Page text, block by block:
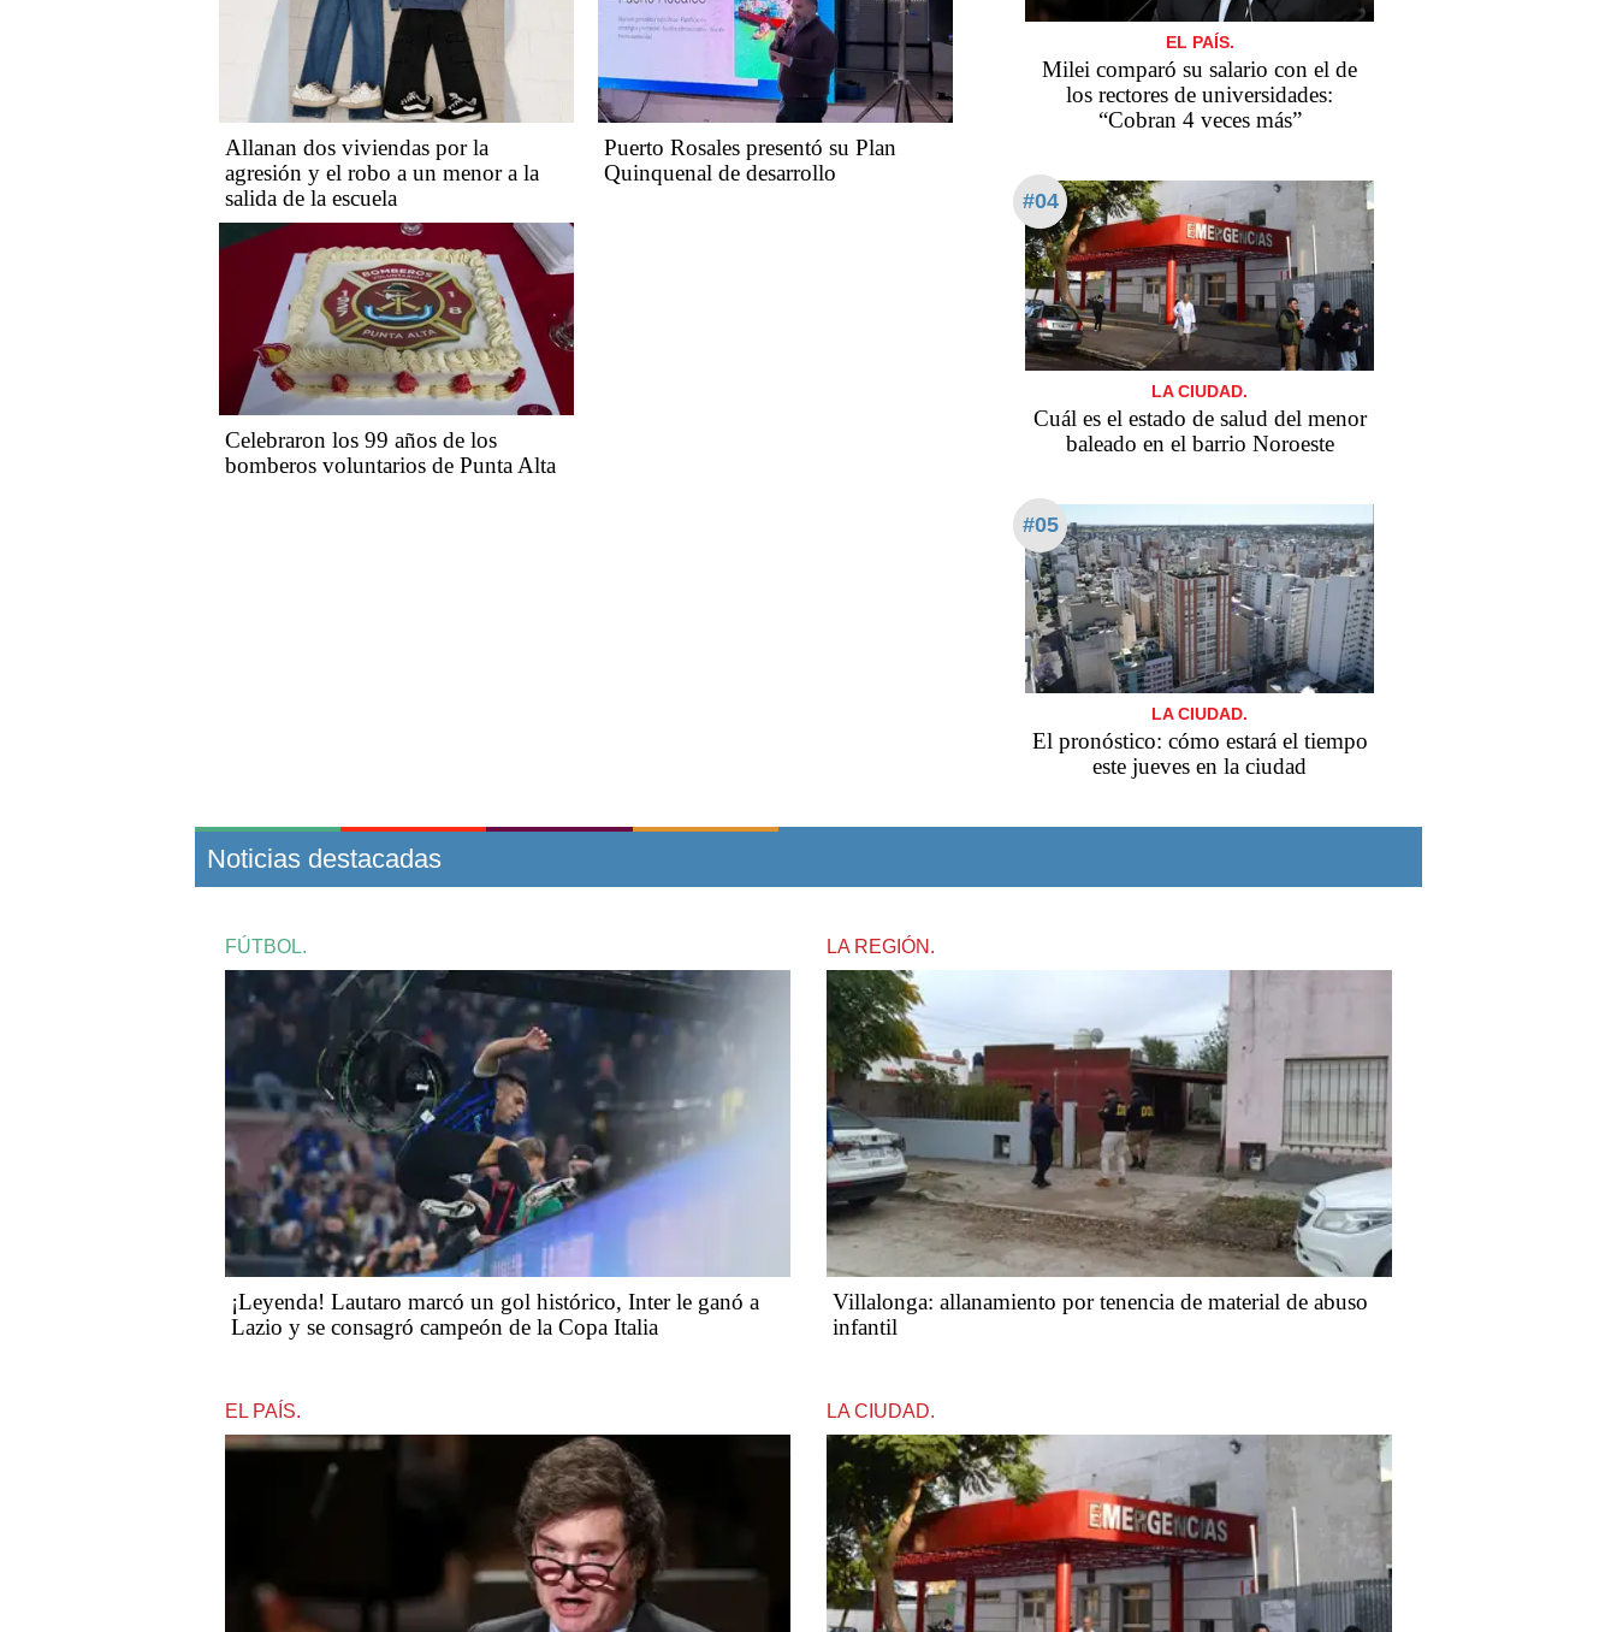
Allanan dos viviendas por la
agresión y el robo a un menor a la
salida de la escuela
Puerto Rosales presentó su Plan
Quinquenal de desarrollo
Celebraron los 99 años de los
bomberos voluntarios de Punta Alta
EL PAÍS.
Milei comparó su salario con el de
los rectores de universidades:
“Cobran 4 veces más”
#04
LA CIUDAD.
Cuál es el estado de salud del menor
baleado en el barrio Noroeste
#05
LA CIUDAD.
El pronóstico: cómo estará el tiempo
este jueves en la ciudad
Noticias destacadas
FÚTBOL.
¡Leyenda! Lautaro marcó un gol histórico, Inter le ganó a
Lazio y se consagró campeón de la Copa Italia
LA REGIÓN.
Villalonga: allanamiento por tenencia de material de abuso
infantil
EL PAÍS. LA CIUDAD.